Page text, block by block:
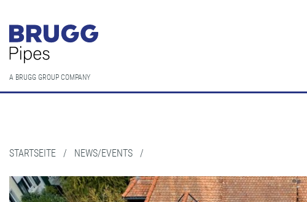
A BRUGG GROUP COMPANY
STARTSEITE / NEWS/EVENTS /